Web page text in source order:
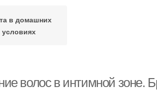
в домашних
условиях
волос в интимной зоне.